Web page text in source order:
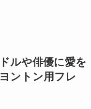
ルや俳優に愛を
ントン用フレ